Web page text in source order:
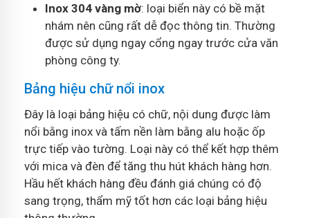
Inox 304 vàng mờ: loại biển này có bề mặt
nhám nên cũng rất dễ đọc thông tin. Thường
được sử dụng ngay cổng ngay trước cửa văn
phòng công ty.
Bảng hiệu chữ nổi inox
Đây là loại bảng hiệu có chữ, nội dung được làm
nổi bằng inox và tấm nền làm bằng alu hoặc ốp
trực tiếp vào tường. Loại này có thể kết hợp thêm
với mica và đèn để tăng thu hút khách hàng hơn.
Hầu hết khách hàng đều đánh giá chúng có độ
sang trọng, thẩm mỹ tốt hơn các loại bảng hiệu